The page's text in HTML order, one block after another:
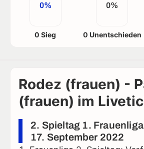
0%
0 Sieg
0%
0 Unentschieden
Rodez (frauen) -
(frauen) im
2. Spieltag 1.
17. September 2022